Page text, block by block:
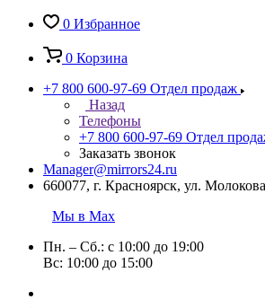
0 Избранное
0 Корзина
+7 800 600-97-69 Отдел продаж
Назад
Телефоны
+7 800 600-97-69 Отдел
Заказать звонок
Manager@mirrors24.ru
660077, г. Красноярск, ул.
Мы в Max
Пн. – Сб.: с 10:00 до 19:00
Вс: 10:00 до 15:00